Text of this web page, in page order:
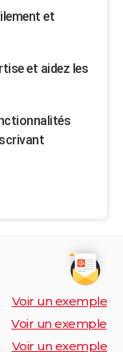
et
et aidez les
Voir un exemple
Voir un exemple
Voir un exemple